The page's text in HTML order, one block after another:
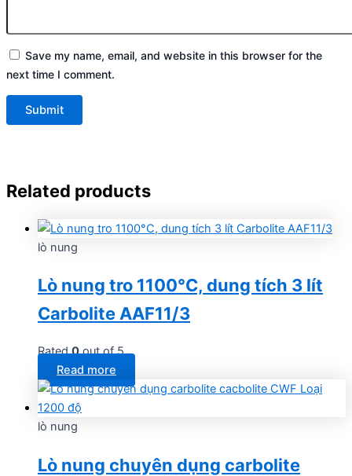
Save my name, email, and website in this browser for the
next time I comment.
Related products
lò nung
Lò nung tro 1100°C, dung tích 3 lít
Carbolite AAF11/3
Rated0out of 5
Read more
lò nung
Lò nung chuyên dụng carbolite